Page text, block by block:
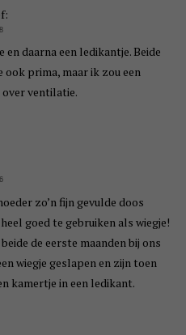
en daarna een ledikantje. Beide
ook prima, maar ik zou een
ventilatie.
zo’n fijn gevulde doos
goed te gebruiken als wiegje!
de eerste maanden bij ons
wiegje geslapen en zijn toen
kamertje in een ledikant.